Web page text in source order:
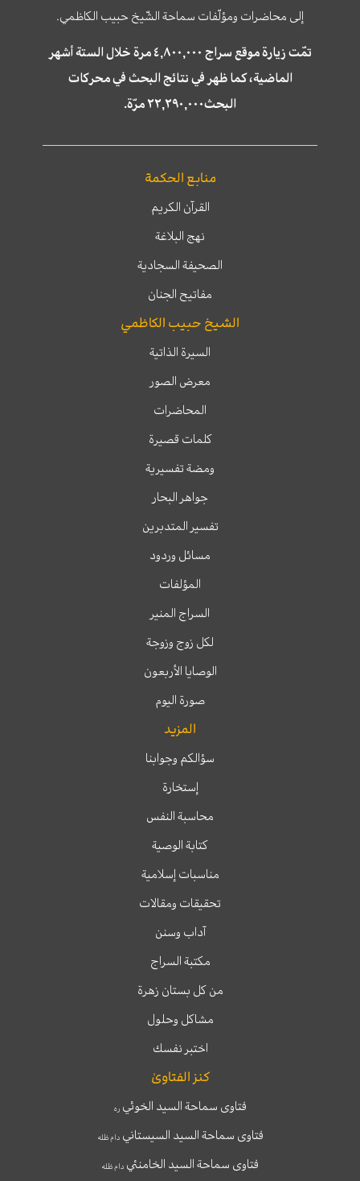
إلى محاضرات ومؤلّفات سماحة الشّيخ حبيب الكاظمي.
تمّت زيارة موقع سراج ٤,٨٠٠,٠٠٠ مرة خلال الستة أشهر
الماضية، كما ظهر في نتائج البحث في محركات
البحث٢٢,٢٩٠,٠٠٠ مرّة.
منابع الحكمة
القرآن الكريم
نهج البلاغة
الصحيفة السجادية
مفاتيح الجنان
الشيخ حبيب الكاظمي
السيرة الذاتية
معرض الصور
المحاضرات
كلمات قصيرة
ومضة تفسيرية
جواهر البحار
تفسير المتدبرين
مسائل وردود
المؤلفات
السراج المنير
لكل زوج وزوجة
الوصايا الأربعون
صورة اليوم
المزيد
سؤالكم وجوابنا
إستخارة
محاسبة النفس
كتابة الوصية
مناسبات إسلامية
تحقيقات ومقالات
آداب وسنن
مكتبة السراج
من كل بستان زهرة
مشاكل وحلول
اختبر نفسك
كنز الفتاوىٰ
فتاوى سماحة السيد الخوئيره
فتاوى سماحة السيد السيستانيدام ظله
فتاوى سماحة السيد الخامنئي دام ظله